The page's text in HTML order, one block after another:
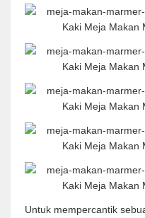
Untuk mempercantik